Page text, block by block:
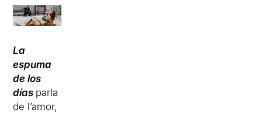
La
espuma
de los
días parla
de l’amor,